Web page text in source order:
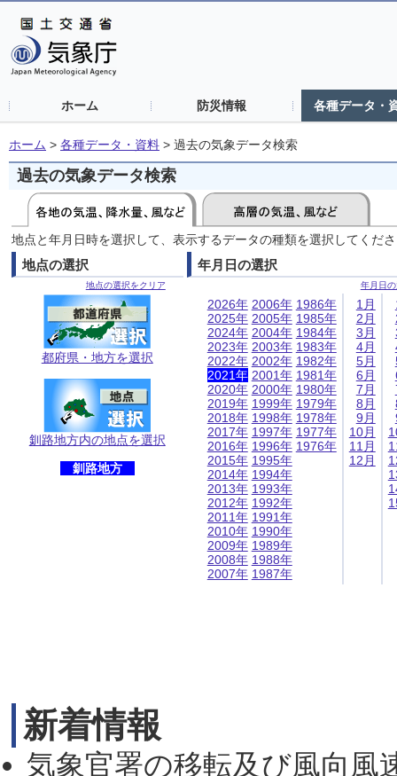
ホーム 防災情報 各種データ・
ホーム > 各種データ・資料 > 過去の気象データ検索
過去の気象データ検索
地点と年月日時を選択して、表示するデータの種類を選択してくだ
地点の選択
地点の選択をクリア
都府県・地方を選択
釧路地方内の地点を選択
釧路地方
年月日の選択
年月日
2026年
2025年
2024年
2023年
2022年
2021年
2020年
2019年
2018年
2017年
2016年
2015年
2014年
2013年
2012年
2011年
2010年
2009年
2008年
2007年
2006年
2005年
2004年
2003年
2002年
2001年
2000年
1999年
1998年
1997年
1996年
1995年
1994年
1993年
1992年
1991年
1990年
1989年
1988年
1987年
1986年
1985年
1984年
1983年
1982年
1981年
1980年
1979年
1978年
1977年
1976年
1月
2月
3月
4月
5月
6月
7月
8月
9月
10月
11月
12月
新着情報
気象官署の移転及び風向風